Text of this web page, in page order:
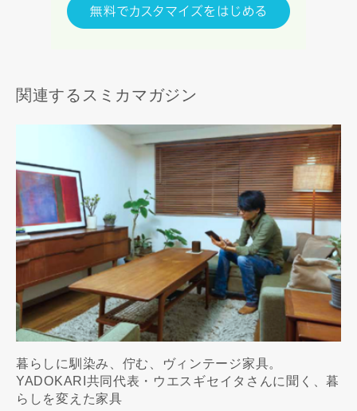
関連するスミカマガジン
暮らしに馴染み、佇む、ヴィンテージ家具。
YADOKARI共同代表・ウエスギセイタさんに聞く、暮
らしを変えた家具